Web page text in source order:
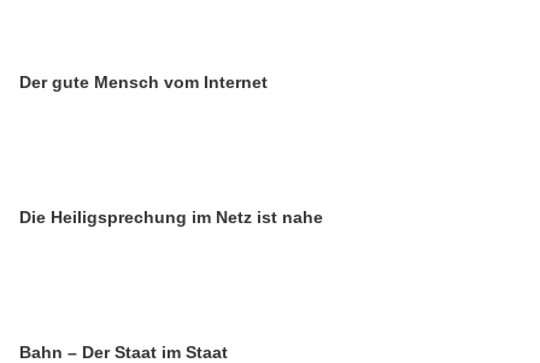
Der gute Mensch vom Internet
Die Heiligsprechung im Netz ist nahe
Bahn – Der Staat im Staat